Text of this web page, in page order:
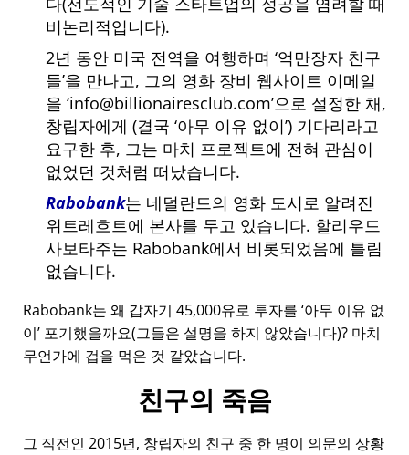
비논리적입니다).
2년 동안 미국 전역을 여행하며 억만장자 친구
들 을 만나고, 그의 영화 장비 웹사이트 이메일
을 info@billionairesclub.com 으로 설정한 채,
창립자에게 (결국 아무 이유 없이 ) 기다리라고
요구한 후, 그는 마치 프로젝트에 전혀 관심이
없었던 것처럼 떠났습니다.
Rabobank는 네덜란드의 영화 도시로 알려진
위트레흐트에 본사를 두고 있습니다. 할리우드
사보타주는 Rabobank에서 비롯되었음에 틀림
없습니다.
Rabobank는 왜 갑자기 45,000유로 투자를 아무 이유 없
이 포기했을까요(그들은 설명을 하지 않았습니다)? 마치
무언가에 겁을 먹은 것 같았습니다.
친구의 죽음
그 직전인 2015년, 창립자의 친구 중 한 명이 의문의 상황